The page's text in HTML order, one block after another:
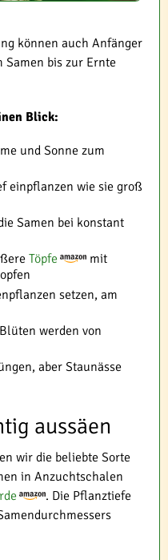
können auch Anfänger
Samen bis zur Ernte
Blick:
und Sonne zum
einpflanzen wie sie groß
Samen bei konstant
Töpfe
mit
setzen, am
werden von
aber Staunässe
aussäen
wir die beliebte Sorte
in Anzuchtschalen
. Die Pflanztiefe